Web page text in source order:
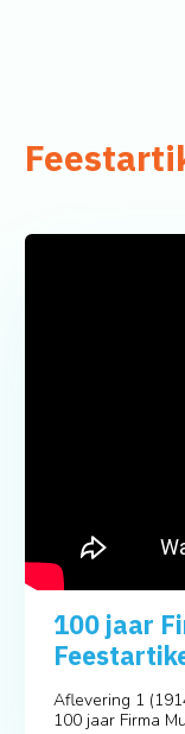
100 jaar
Aflevering 1
100 jaar Firma